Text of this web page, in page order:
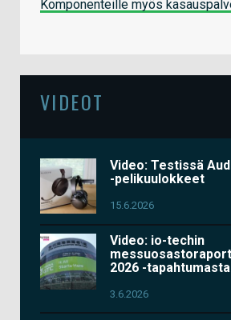
Komponenteille myös
VIDEOT
Video: Testissä
-pelikuulokkeet
15.6.2026
Video: io-techin
2026 -tapahtumasta
3.6.2026